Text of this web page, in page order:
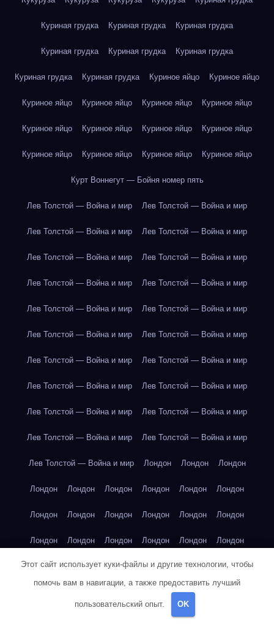
Куриная грудка Куриная грудка Куриная грудка
Куриная грудка Куриная грудка Куриная грудка
Куриная грудка Куриная грудка Куриное яйцо Куриное яйцо
Куриное яйцо Куриное яйцо Куриное яйцо Куриное яйцо
Куриное яйцо Куриное яйцо Куриное яйцо Куриное яйцо
Куриное яйцо Куриное яйцо Куриное яйцо Куриное яйцо
Курт Воннегут — Бойня номер пять
Лев Толстой — Война и мир Лев Толстой — Война и мир
Лев Толстой — Война и мир Лев Толстой — Война и мир
Лев Толстой — Война и мир Лев Толстой — Война и мир
Лев Толстой — Война и мир Лев Толстой — Война и мир
Лев Толстой — Война и мир Лев Толстой — Война и мир
Лев Толстой — Война и мир Лев Толстой — Война и мир
Лев Толстой — Война и мир Лев Толстой — Война и мир
Лев Толстой — Война и мир Лев Толстой — Война и мир
Лев Толстой — Война и мир Лев Толстой — Война и мир
Лев Толстой — Война и мир Лев Толстой — Война и мир
Лев Толстой — Война и мир Лондон Лондон Лондон
Лондон Лондон Лондон Лондон Лондон Лондон
Лондон Лондон Лондон Лондон Лондон Лондон
Лондон Лондон Лондон Лондон Лондон Лондон
Лондон Лондон Лондон Лондон Лос-Анджелес
Лос-Анджелес
Лос-Анджелес
Этот сайт использует куки-файлы и другие технологии, чтобы
помочь вам в навигации, а также предоставить лучший
пользовательский опыт. OK